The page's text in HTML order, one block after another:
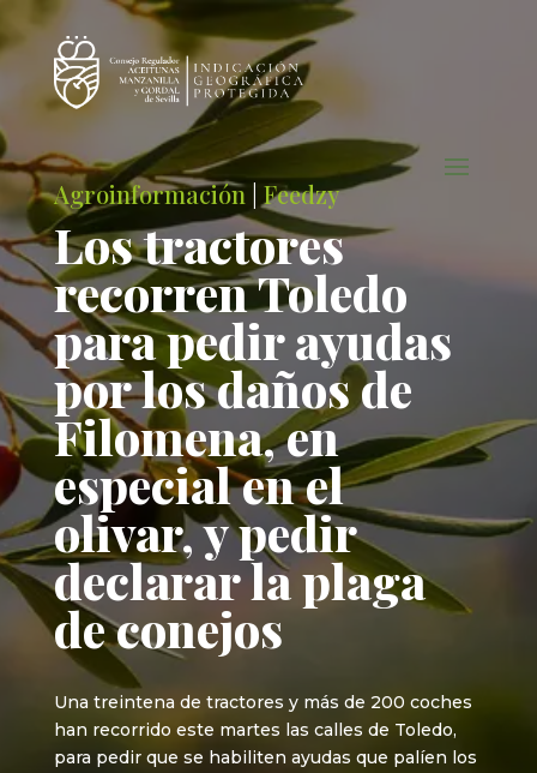
Agroinformación Feedzy
Los tractores
recorren Toledo
para pedir ayudas
por los daños de
Filomena, en
especial en el
olivar, y pedir
declarar la plaga
de conejos
Una treintena de tractores y más de 200 coches
han recorrido este martes las calles de Toledo,
para pedir que se habiliten ayudas que palíen los